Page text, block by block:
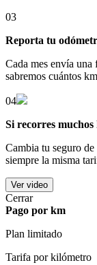
03
Reporta tu
Cada mes envía
sabremos cuántos
04
Si recorres muchos
Cambia tu seguro
siempre la misma
Ver video
Cerrar
Pago por km
Plan limitado
Tarifa por kilómetro